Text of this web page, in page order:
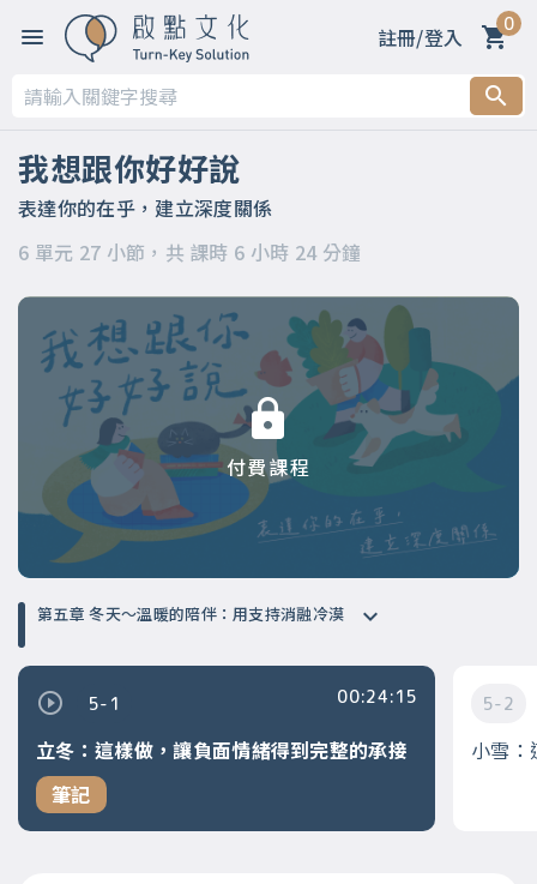
註冊/登入 0
我想跟你好好說
表達你的在乎，建立深度關係
6 單元 27 小節，共 課時 6 小時 24 分鐘
付費課程
第一章
第二章 春天～善意的萌芽：用啟發取代要求
第三章 夏天～力量的生長：用引導化解命令
第四章 秋天～美好的收穫：用讚許昇華輕蔑
第五章 冬天～溫暖的陪伴：用支持消融冷漠
第六章
第五章 冬天～溫暖的陪伴：用支持消融冷漠
5-1
立冬：這樣做，讓負面情緒得到完整的承接
筆記
00:24:15 5-2
小雪：